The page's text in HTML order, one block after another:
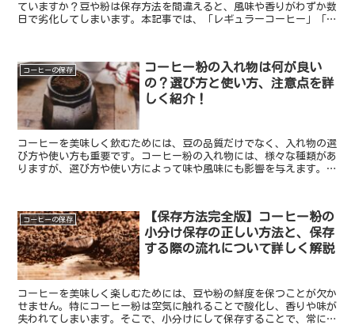
ていますか？豆や粉は保存方法を間違えると、風味や香りがわずか数
日で劣化してしまいます。本記事では、「レギュラーコーヒー」「保
コーヒーの保存
コーヒー粉の入れ物は何が良い
の？選び方と使い方、注意点を詳
しく紹介！
コーヒーを美味しく飲むためには、豆の品質だけでなく、入れ物の選
び方や使い方も重要です。コーヒー粉の入れ物には、様々な種類があ
りますが、選び方や使い方によって味や風味にも影響を与えます。
コーヒーの保存
【保存方法完全版】コーヒー粉の
小分け保存の正しい方法と、保存
する際の流れについて詳しく解説
コーヒーを美味しく楽しむためには、豆や粉の鮮度を保つことが欠か
せません。特にコーヒー粉は空気に触れることで酸化し、香りや味が
失われてしまいます。そこで、小分けにして保存することで、常に新